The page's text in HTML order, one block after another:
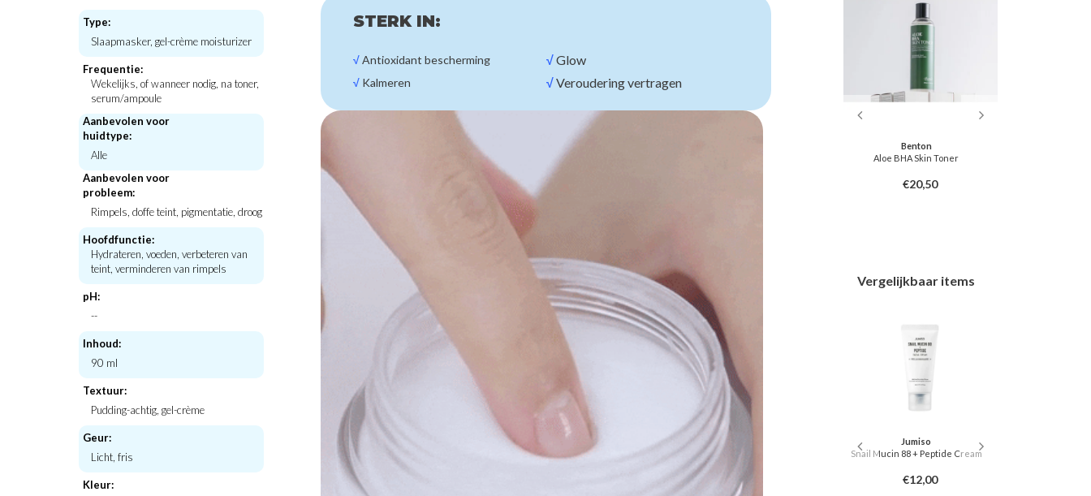
Type:
Slaapmasker, gel-crème moisturizer
Frequentie:
Wekelijks, of wanneer nodig, na toner,
serum/ampoule
Aanbevolen voor
huidtype:
Alle
Aanbevolen voor
probleem:
Rimpels, doffe teint, pigmentatie, droog
Hoofdfunctie:
Hydrateren, voeden, verbeteren van
teint, verminderen van rimpels
pH:
--
Inhoud:
90 ml
Textuur:
Pudding-achtig, gel-crème
Geur:
Licht, fris
Kleur:
STERK IN:
√Antioxidant bescherming
√Kalmeren
√Glow
√Veroudering vertragen
Real Complexion Hyaluron Moisture
€40,00 €34,00
Real Complexion Hyaluron Skin
€30,00
Benton
Aloe BHA Skin Toner
€20,50
Vergelijkbaar items
Benton
Fermentation Essence
Hanskin
Vitamin C Glow Serum
Jumiso
Snail Mucin 88 + Peptide Cream
€12,00